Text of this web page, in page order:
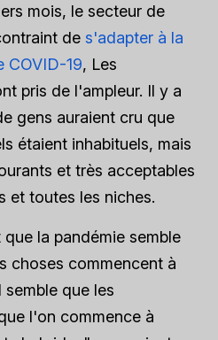
mois, le secteur de
de s'adapter à la
COVID-19, Les
pris de l'ampleur. Il y a
gens auraient cru que
étaient inhabituels, mais
et très acceptables
et toutes les niches.
la pandémie semble
choses commencent à
semble que les
l'on commence à